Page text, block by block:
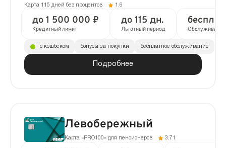
Карта 115 дней без процентов 1.6
до 1 500 000 ₽
Кредитный лимит
до 115 дн.
Льготный период Обслуживание
Подробнее
с кэшбеком бонусы за покупки бесплатное обслуживание
Левобережный
Карта «PRO100» для пенсионеров 3.71